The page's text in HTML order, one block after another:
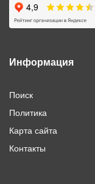
Информация
Поиск
Политика
Карта сайта
Контакты